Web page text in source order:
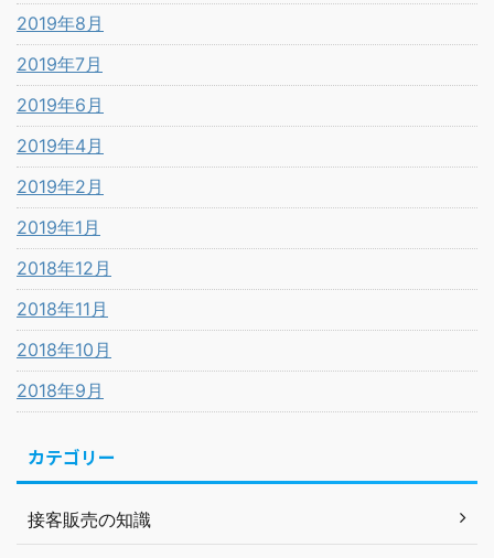
2019年8月
2019年7月
2019年6月
2019年4月
2019年2月
2019年1月
2018年12月
2018年11月
2018年10月
2018年9月
カテゴリー
接客販売の知識